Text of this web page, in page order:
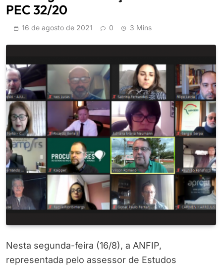
PEC 32/20
16 de agosto de 2021 0 3 Mins
Nesta segunda-feira (16/8), a ANFIP,
representada pelo assessor de Estudos